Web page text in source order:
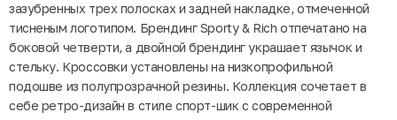
зазубренных трех полосках и задней накладке, отмеченной
тисненым логотипом. Брендинг Sporty & Rich отпечатано на
боковой четверти, а двойной брендинг украшает язычок и
стельку. Кроссовки установлены на низкопрофильной
подошве из полупрозрачной резины. Коллекция сочетает в
себе ретро-дизайн в стиле спорт-шик с современной